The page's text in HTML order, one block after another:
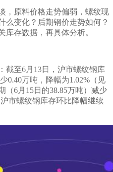
， 原料价格走势偏弱 ，螺纹现
么变化？后期钢价走势如何？
库存数据，再具体分析。
截至6月 13日，沪市螺纹钢库
0.40万吨， 降幅为1.02%（见
（6月 15日的38.85万吨） 减少
市螺纹钢库存环比降幅继续